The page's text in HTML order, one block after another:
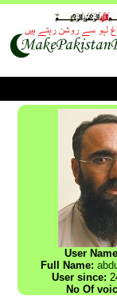
User
Full Name:
User since:
No Of